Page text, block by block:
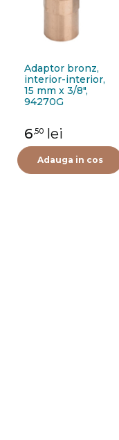
Adaptor bronz,
interior-interior,
15 mm x 3/8",
94270G
6,50 lei
Adauga in cos